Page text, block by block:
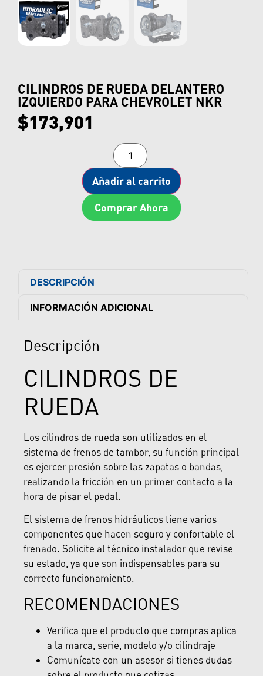
CILINDROS DE RUEDA DELANTERO
IZQUIERDO PARA CHEVROLET NKR
$173,901
Añadir al carrito
Comprar Ahora
DESCRIPCIÓN
INFORMACIÓN ADICIONAL
Descripción
CILINDROS DE
RUEDA
Los cilindros de rueda son utilizados en el
sistema de frenos de tambor, su función principal
es ejercer presión sobre las zapatas o bandas,
realizando la fricción en un primer contacto a la
hora de pisar el pedal.
El sistema de frenos hidráulicos tiene varios
componentes que hacen seguro y confortable el
frenado. Solicite al técnico instalador que revise
su estado, ya que son indispensables para su
correcto funcionamiento.
RECOMENDACIONES
Verifica que el producto que compras aplica
a la marca, serie, modelo y/o cilindraje
Comunícate con un asesor si tienes dudas